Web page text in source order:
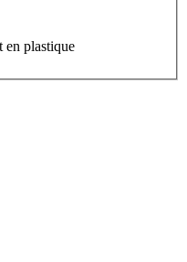
en plastique